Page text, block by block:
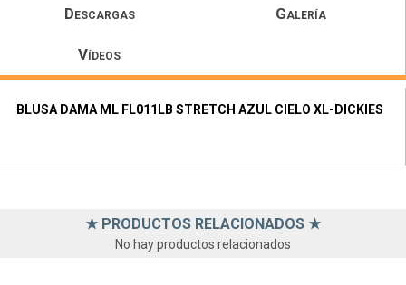
Descargas Galería
Vídeos
BLUSA DAMA ML FL011LB STRETCH AZUL CIELO XL-DICKIES
★ PRODUCTOS RELACIONADOS ★
No hay productos relacionados